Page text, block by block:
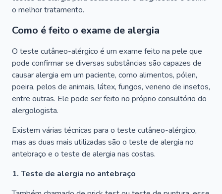
o melhor tratamento.
Como é feito o exame de alergia
O teste cutâneo-alérgico é um exame feito na pele que
pode confirmar se diversas substâncias são capazes de
causar alergia em um paciente, como alimentos, pólen,
poeira, pelos de animais, látex, fungos, veneno de insetos,
entre outras. Ele pode ser feito no próprio consultório do
alergologista.
Existem várias técnicas para o teste cutâneo-alérgico,
mas as duas mais utilizadas são o teste de alergia no
antebraço e o teste de alergia nas costas.
1. Teste de alergia no antebraço